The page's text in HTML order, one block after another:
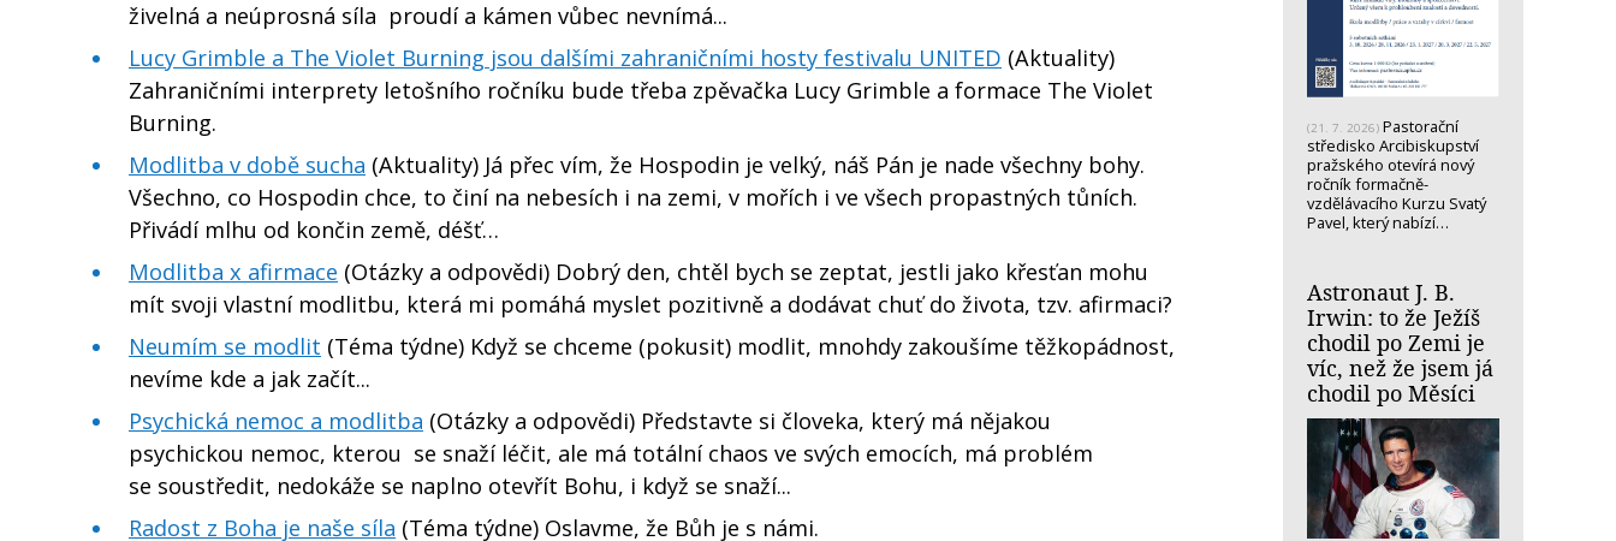
živelná a neúprosná síla proudí a kámen vůbec nevnímá...
Lucy Grimble a The Violet Burning jsou dalšími zahraničními hosty festivalu UNITED (Aktuality)
Zahraničními interprety letošního ročníku bude třeba zpěvačka Lucy Grimble a formace The Violet
Burning.
Modlitba v době sucha (Aktuality) Já přec vím, že Hospodin je velký, náš Pán je nade všechny bohy.
Všechno, co Hospodin chce, to činí na nebesích i na zemi, v mořích i ve všech propastných tůních.
Přivádí mlhu od končin země, déšť…
Modlitba x afirmace (Otázky a odpovědi) Dobrý den, chtěl bych se zeptat, jestli jako křesťan mohu
mít svoji vlastní modlitbu, která mi pomáhá myslet pozitivně a dodávat chuť do života, tzv. afirmaci?
Neumím se modlit (Téma týdne) Když se chceme (pokusit) modlit, mnohdy zakoušíme těžkopádnost,
nevíme kde a jak začít...
Psychická nemoc a modlitba (Otázky a odpovědi) Představte si človeka, který má nějakou
psychickou nemoc, kterou se snaží léčit, ale má totální chaos ve svých emocích, má problém
se soustředit, nedokáže se naplno otevřít Bohu, i když se snaží...
Radost z Boha je naše síla (Téma týdne) Oslavme, že Bůh je s námi.
(21. 7. 2026) Pastorační
středisko Arcibiskupství
pražského otevírá nový
ročník formačně-
vzdělávacího Kurzu Svatý
Pavel, který nabízí…
Astronaut J. B.
Irwin: to že Ježíš
chodil po Zemi je
víc, než že jsem já
chodil po Měsíci